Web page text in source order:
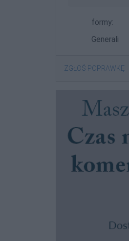
formy:
Generali
ZGŁOŚ POPRAWKĘ